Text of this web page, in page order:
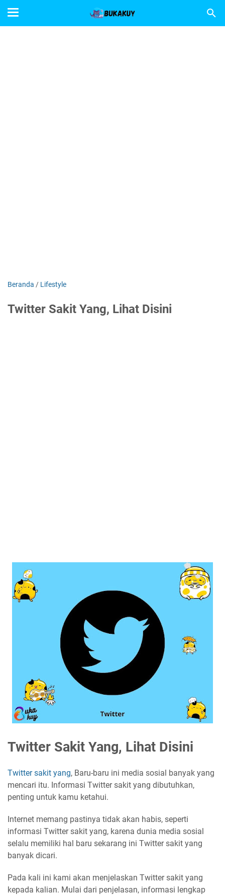
Beranda / Lifestyle
Twitter Sakit Yang, Lihat Disini
Twitter Sakit Yang, Lihat Disini
Twitter sakit yang, Baru-baru ini media sosial banyak yang
mencari itu. Informasi Twitter sakit yang dibutuhkan,
penting untuk kamu ketahui.
Internet memang pastinya tidak akan habis, seperti
informasi Twitter sakit yang, karena dunia media sosial
selalu memiliki hal baru sekarang ini Twitter sakit yang
banyak dicari.
Pada kali ini kami akan menjelaskan Twitter sakit yang
kepada kalian. Mulai dari penjelasan, informasi lengkap